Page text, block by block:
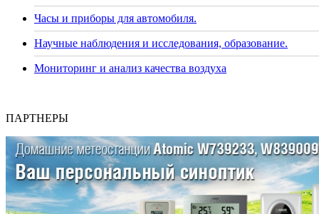
Часы и приборы для автомобиля.
Научные наблюдения и исследования, образование.
Мониторинг и анализ качества воздуха
ПАРТНЕРЫ